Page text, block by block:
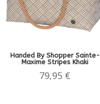
Handed By Shopper Sainte-
Maxime Stripes Khaki
79,95 €